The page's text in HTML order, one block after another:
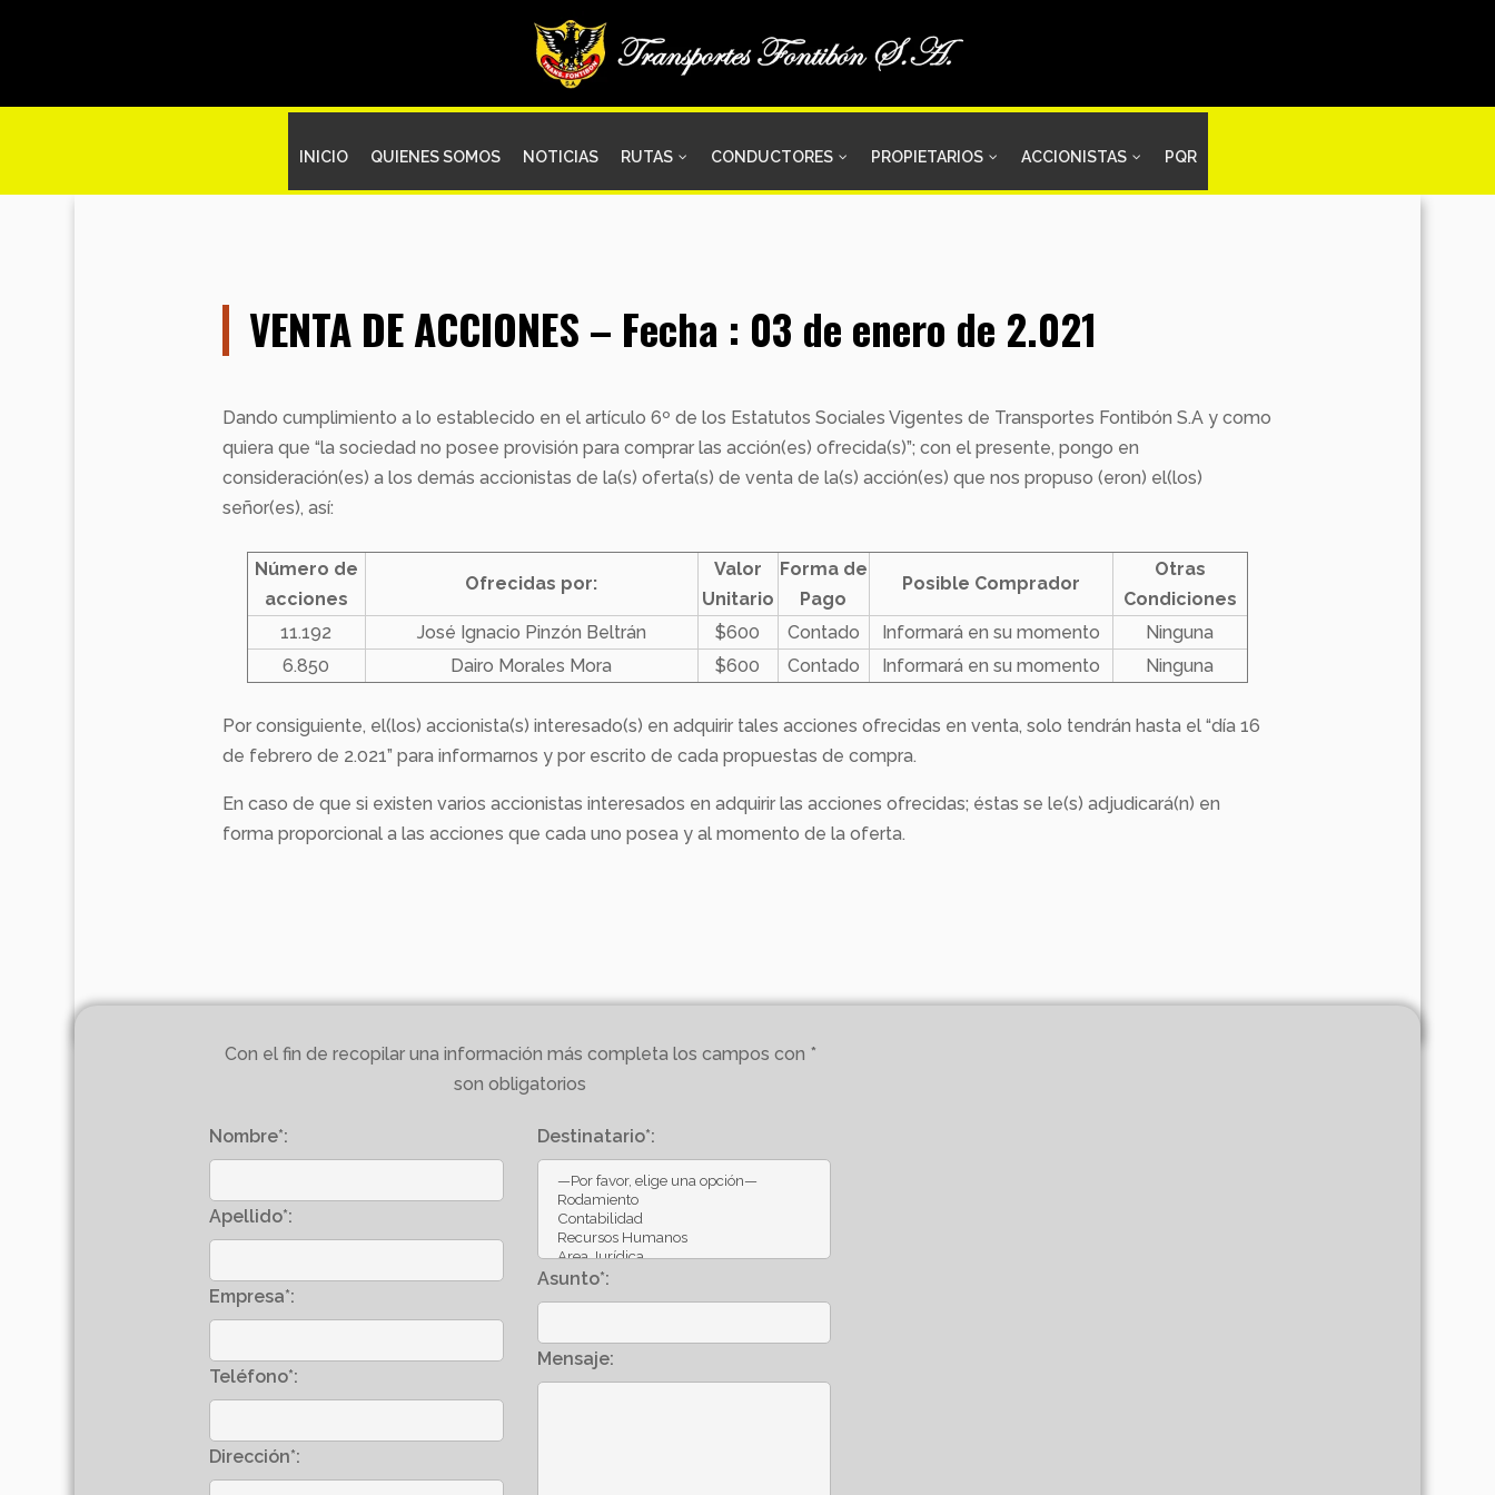
INICIO QUIENES SOMOS NOTICIAS RUTAS CONDUCTORES PROPIETARIOS ACCIONISTAS PQR
VENTA DE ACCIONES – Fecha : 03 de enero de 2.021
Dando cumplimiento a lo establecido en el artículo 6º de los Estatutos Sociales Vigentes de Transportes Fontibón S.A y como
quiera que “la sociedad no posee provisión para comprar las acción(es) ofrecida(s)”; con el presente, pongo en
consideración(es) a los demás accionistas de la(s) oferta(s) de venta de la(s) acción(es) que nos propuso (eron) el(los)
señor(es), así:
Número de
acciones
Ofrecidas por:
Valor
Unitario
Forma de
Pago
Posible Comprador
Otras
Condiciones
11.192
José Ignacio Pinzón Beltrán $600 Contado Informará en su momento
Ninguna
6.850
Dairo Morales Mora $600 Contado Informará en su momento Ninguna
Por consiguiente, el(los) accionista(s) interesado(s) en adquirir tales acciones ofrecidas en venta, solo tendrán hasta el “día 16
de febrero de 2.021” para informarnos y por escrito de cada propuestas de compra.
En caso de que si existen varios accionistas interesados en adquirir las acciones ofrecidas; éstas se le(s) adjudicará(n) en
forma proporcional a las acciones que cada uno posea y al momento de la oferta.
Con el fin de recopilar una información más completa los campos con *
son obligatorios
Nombre*:
Apellido*:
Empresa*:
Teléfono*:
Dirección*:
Destinatario*:
Asunto*:
Mensaje: